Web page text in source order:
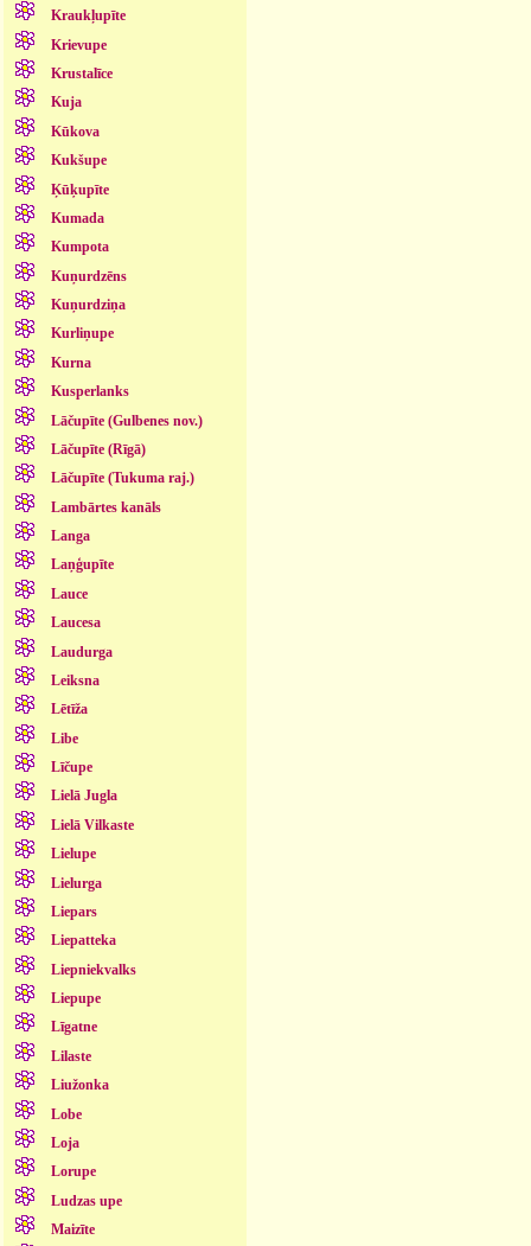
Kraukļupīte
Krievupe
Krustalīce
Kuja
Kūkova
Kukšupe
Ķūķupīte
Kumada
Kumpota
Kuņurdzēns
Kuņurdziņa
Kurliņupe
Kurna
Kusperlanks
Lāčupīte (Gulbenes nov.)
Lāčupīte (Rīgā)
Lāčupīte (Tukuma raj.)
Lambārtes kanāls
Langa
Laņģupīte
Lauce
Laucesa
Laudurga
Leiksna
Lētīža
Libe
Līčupe
Lielā Jugla
Lielā Vilkaste
Lielupe
Lielurga
Liepars
Liepatteka
Liepniekvalks
Liepupe
Līgatne
Lilaste
Liužonka
Lobe
Loja
Lorupe
Ludzas upe
Maizīte